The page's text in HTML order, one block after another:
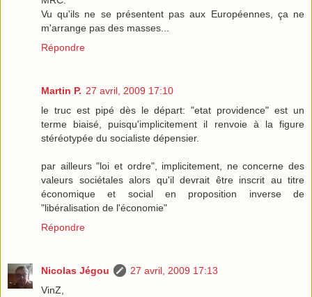
Vu qu'ils ne se présentent pas aux Européennes, ça ne
m'arrange pas des masses...
Répondre
Martin P. 27 avril, 2009 17:10
le truc est pipé dès le départ: "etat providence" est un
terme biaisé, puisqu'implicitement il renvoie à la figure
stéréotypée du socialiste dépensier.
par ailleurs "loi et ordre", implicitement, ne concerne des
valeurs sociétales alors qu'il devrait être inscrit au titre
économique et social en proposition inverse de
"libéralisation de l'économie"
Répondre
Nicolas Jégou
27 avril, 2009 17:13
VinZ,